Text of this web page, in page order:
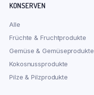
KONSERVEN
Alle
Früchte & Fruchtprodukte
Gemüse & Gemüseprodukte
Kokosnussprodukte
Pilze & Pilzprodukte